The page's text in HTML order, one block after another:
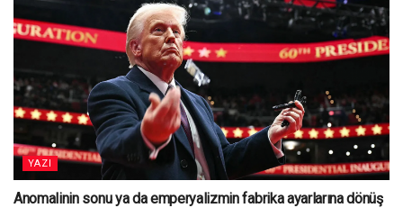
YAZI
Anomalinin sonu ya da emperyalizmin fabrika ayarlarına dönüş